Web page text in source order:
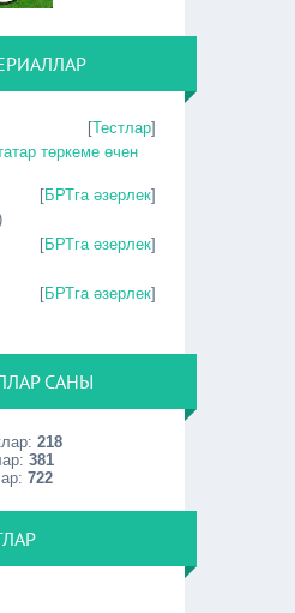
[Тестлар]
төркеме өчен
[БРТга әзерлек]
[БРТга әзерлек]
[БРТга әзерлек]
САНЫ
218
381
722